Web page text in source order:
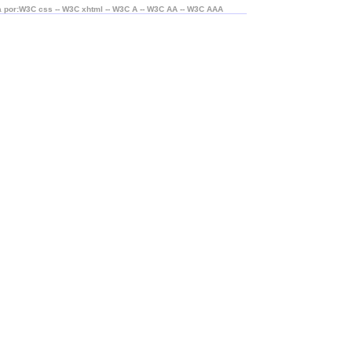
css -- W3C xhtml -- W3C A -- W3C AA -- W3C AAA